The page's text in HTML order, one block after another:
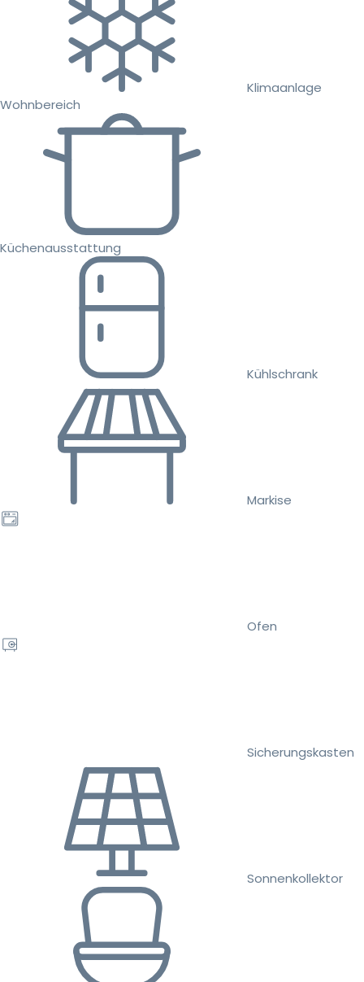
Klimaanlage
Wohnbereich
Küchenausstattung
Kühlschrank
Markise
Ofen
Sicherungskasten
Sonnenkollektor